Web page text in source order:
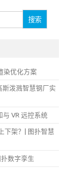
染优化方案
斯泼溅智慧钢厂实
与 VR 远控系统
下架？| 图扑智慧
数字孪生